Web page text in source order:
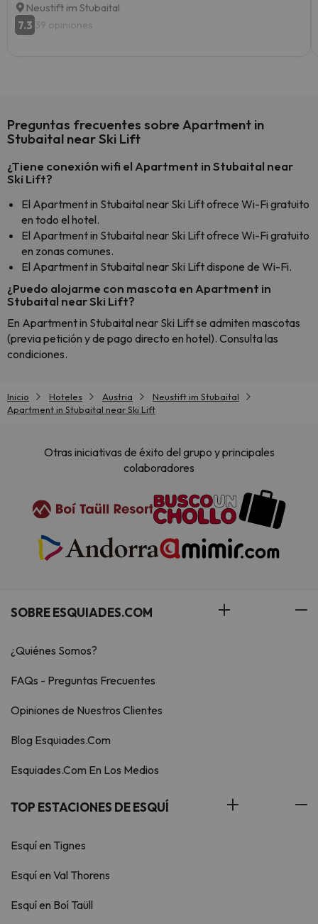
Neustift im Stubaital
7.3 39 opiniones
Preguntas frecuentes sobre Apartment in
Stubaital near Ski Lift
¿Tiene conexión wifi el Apartment in Stubaital near
Ski Lift?
El Apartment in Stubaital near Ski Lift ofrece Wi-Fi gratuito
en todo el hotel.
El Apartment in Stubaital near Ski Lift ofrece Wi-Fi gratuito
en zonas comunes.
El Apartment in Stubaital near Ski Lift dispone de Wi-Fi.
¿Puedo alojarme con mascota en Apartment in
Stubaital near Ski Lift?
En Apartment in Stubaital near Ski Lift se admiten mascotas
(previa petición y de pago directo en hotel). Consulta las
condiciones.
Inicio Hoteles Austria
Neustift im Stubaital
Apartment in Stubaital near Ski Lift
Otras iniciativas de éxito del grupo y principales
colaboradores
SOBRE ESQUIADES.COM
¿Quiénes Somos?
FAQs - Preguntas Frecuentes
Opiniones de Nuestros Clientes
Blog Esquiades.Com
Esquiades.Com En Los Medios
TOP ESTACIONES DE ESQUÍ
Esquí en Tignes
Esquí en Val Thorens
Esquí en Boí Taüll